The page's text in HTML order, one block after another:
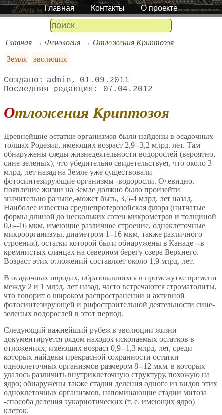
Главная Контакты О проекте
Главная Фенология
Отложения Криптозоя
Земля
эволюция
admin
01.09.2011
07.04.2012
Отложения Криптозоя
Древнейшие остатки организмов были найдены в осадочных
толщах Родезии, имеющих возраст 2,9--3,2 млрд. лет. Там
обнаружены следы жизнедеятельности водорослей (вероятно,
сине-зеленых), что убедительно свидетельствует, что около 3
млрд. лет назад на Земле уже существовали
фотосинтезирующие организмы -водоросли. Очевидно,
появление жизни на Земле должно было произойти
значительно раньше,-может быть, 3,5-4 млрд. лет назад.
Наиболее известна среднепротерозойская флора (нитчатые
формы длиной до нескольких сотен микрометров и толщиной
0,6--16 мкм, имеющие различное строение, одноклеточные
микроорганизмы, диаметром 1--16 мкм, также различного
строения), остатки которой были обнаружены в Канаде --в
кремнистых сланцах на северном берегу озера Верхнего.
Возраст этих отложений составляет около 1,9 млрд. лет.
В осадочных породах, образовавшихся в промежутке времени
между 2 и 1 млрд. лет назад, часто встречаются строматолиты,
что говорит о широком распространении и активной
фотосинтезирующей и рифостроительной деятельности сине-
зеленых водорослей в этот период.
Следующий важнейший рубеж в эволюции жизни
документируется рядом находок ископаемых остатков в
отложениях, имеющих возраст 0,9--1,3 млрд. лет, среди
которых найдены прекрасной сохранности остатки
одноклеточных организмов размером 8--12 мкм, в которых
удалось различить внутриклеточную структуру, похожую на
ядро; обнаружены также стадии деления одного из видов этих
одноклеточных организмов, напоминающие стадии митоза
-способа деления эукариотических (т. е. имеющих ядро)
клеток.